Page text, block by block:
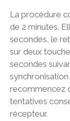
La procédure
de 2 minutes.
secondes, le
sur deux
secondes
synchronisation
recommencez
tentatives
récepteur.